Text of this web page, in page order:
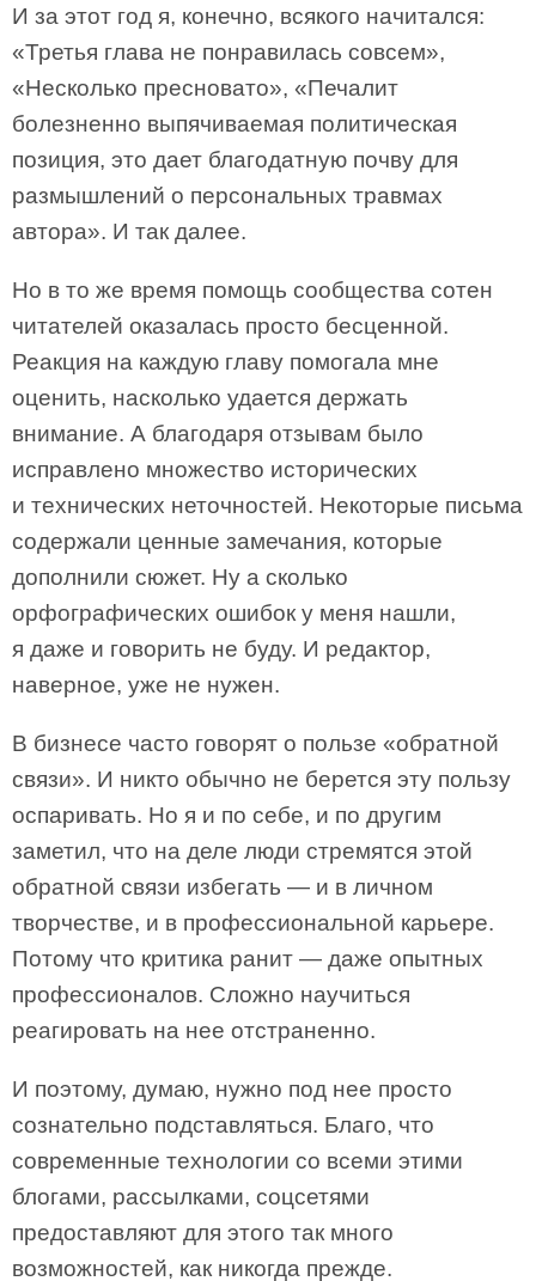
И за этот год я, конечно, всякого начитался:
«Третья глава не понравилась совсем»,
«Несколько пресновато», «Печалит
болезненно выпячиваемая политическая
позиция, это дает благодатную почву для
размышлений о персональных травмах
автора». И так далее.
Но в то же время помощь сообщества сотен
читателей оказалась просто бесценной.
Реакция на каждую главу помогала мне
оценить, насколько удается держать
внимание. А благодаря отзывам было
исправлено множество исторических
и технических неточностей. Некоторые письма
содержали ценные замечания, которые
дополнили сюжет. Ну а сколько
орфографических ошибок у меня нашли,
я даже и говорить не буду. И редактор,
наверное, уже не нужен.
В бизнесе часто говорят о пользе «обратной
связи». И никто обычно не берется эту пользу
оспаривать. Но я и по себе, и по другим
заметил, что на деле люди стремятся этой
обратной связи избегать — и в личном
творчестве, и в профессиональной карьере.
Потому что критика ранит — даже опытных
профессионалов. Сложно научиться
реагировать на нее отстраненно.
И поэтому, думаю, нужно под нее просто
сознательно подставляться. Благо, что
современные технологии со всеми этими
блогами, рассылками, соцсетями
предоставляют для этого так много
возможностей, как никогда прежде.